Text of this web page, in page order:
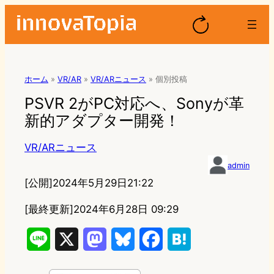
ホーム » VR/AR » VR/ARニュース » 個別投稿
PSVR 2がPC対応へ、Sonyが革
新的アダプター開発！
VR/ARニュース
admin
[公開]2024年5月29日21:22
[最終更新]2024年6月28日 09:29